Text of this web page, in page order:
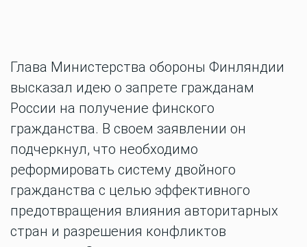
Глава Министерства обороны Финляндии
высказал идею о запрете гражданам
России на получение финского
гражданства. В своем заявлении он
подчеркнул, что необходимо
реформировать систему двойного
гражданства с целью эффективного
предотвращения влияния авторитарных
стран и разрешения конфликтов